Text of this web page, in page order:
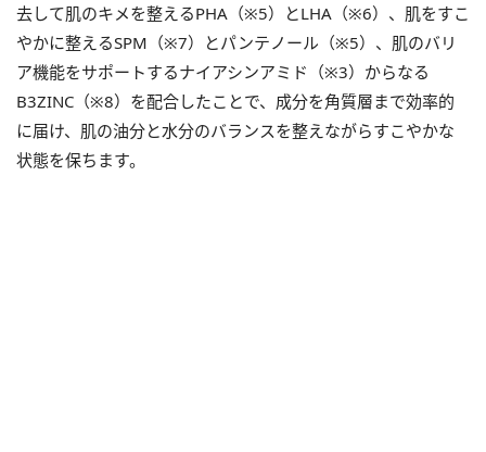
去して肌のキメを整えるPHA（※5）とLHA（※6）、肌をすこ
やかに整えるSPM（※7）とパンテノール（※5）、肌のバリ
ア機能をサポートするナイアシンアミド（※3）からなる
B3ZINC（※8）を配合したことで、成分を角質層まで効率的
に届け、肌の油分と水分のバランスを整えながらすこやかな
状態を保ちます。